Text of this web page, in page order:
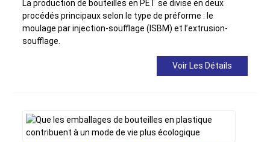
La production de bouteilles en PET se divise en deux
procédés principaux selon le type de préforme : le
moulage par injection-soufflage (ISBM) et l’extrusion-
soufflage.
Voir Les Détails